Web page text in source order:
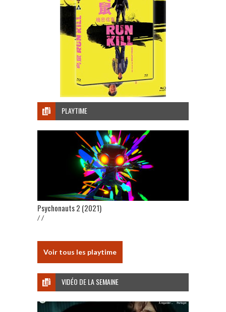
PLAYTIME
Psychonauts 2 (2021)
/ /
Voir tous les playtime
VIDÉO DE LA SEMAINE